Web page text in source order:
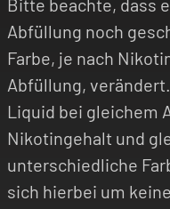
Bitte beachte, dass
Abfüllung noch
Farbe, je nach
Abfüllung,
Liquid bei gleichem
Nikotingehalt und
unterschiedliche
sich hierbei um